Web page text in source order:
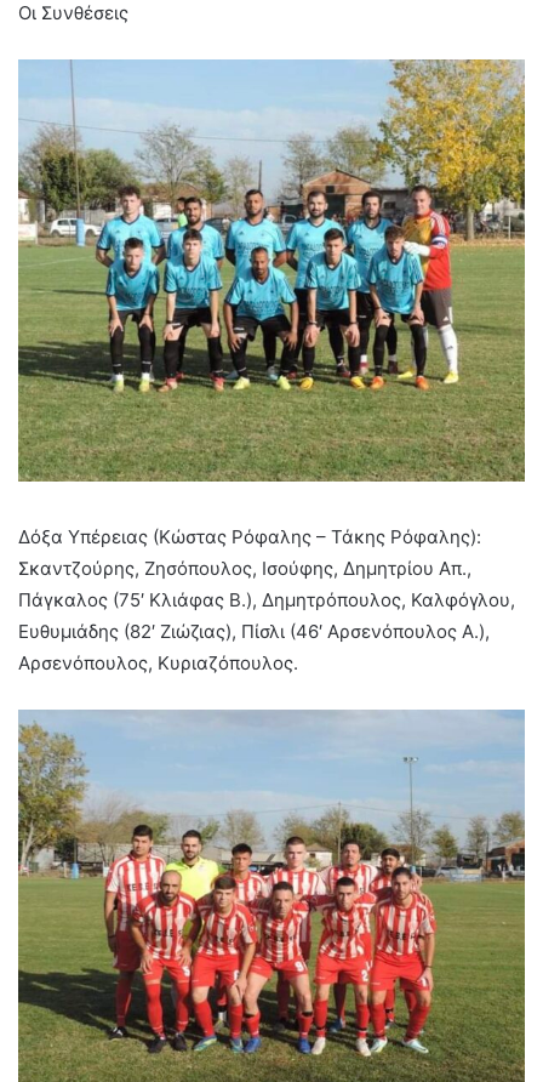
Οι Συνθέσεις
Δόξα Υπέρειας (Κώστας Ρόφαλης – Τάκης Ρόφαλης):
Σκαντζούρης, Ζησόπουλος, Ισούφης, Δημητρίου Απ.,
Πάγκαλος (75′ Κλιάφας Β.), Δημητρόπουλος, Καλφόγλου,
Ευθυμιάδης (82′ Ζιώζιας), Πίσλι (46′ Αρσενόπουλος Α.),
Αρσενόπουλος, Κυριαζόπουλος.